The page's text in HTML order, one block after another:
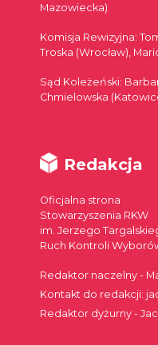
Mazowiecka)
Komisja Rewizyjna:
Troska (Wrocław),
Sąd Koleżeński:
Chmielowska
Redakcja
Oficjalna strona
Stowarzyszenia RKW
im. Jerzego
Ruch Kontroli
Redaktor naczelny -
Kontakt do redakcji:
Redaktor dyżurny -